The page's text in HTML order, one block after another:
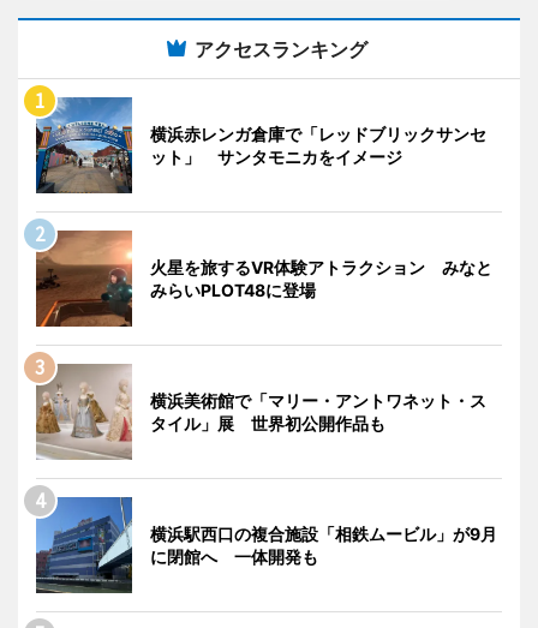
アクセスランキング
横浜赤レンガ倉庫で「レッドブリックサンセ
ット」 サンタモニカをイメージ
火星を旅するVR体験アトラクション みなと
みらいPLOT48に登場
横浜美術館で「マリー・アントワネット・ス
タイル」展 世界初公開作品も
横浜駅西口の複合施設「相鉄ムービル」が9月
に閉館へ 一体開発も